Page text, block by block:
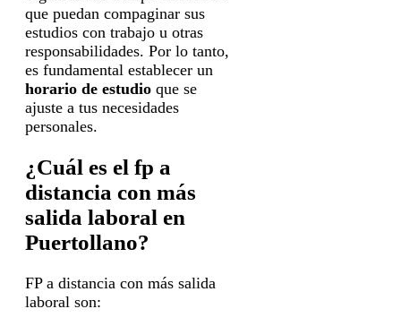
que puedan compaginar sus
estudios con trabajo u otras
responsabilidades. Por lo tanto,
es fundamental establecer un
horario de estudio que se
ajuste a tus necesidades
personales.
¿Cuál es el fp a
distancia con más
salida laboral en
Puertollano?
FP a distancia con más salida
laboral son: